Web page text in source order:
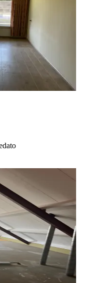
ricerca.1.100+ siti